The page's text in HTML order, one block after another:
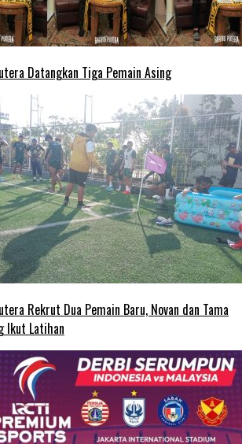
Datangkan Tiga Pemain Asing
Rekrut Dua Pemain Baru, Novan dan Tama
Ikut Latihan